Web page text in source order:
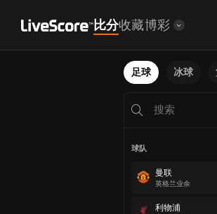
比分收藏博彩
足球 冰球
球队
曼联
英格兰业余
利物浦